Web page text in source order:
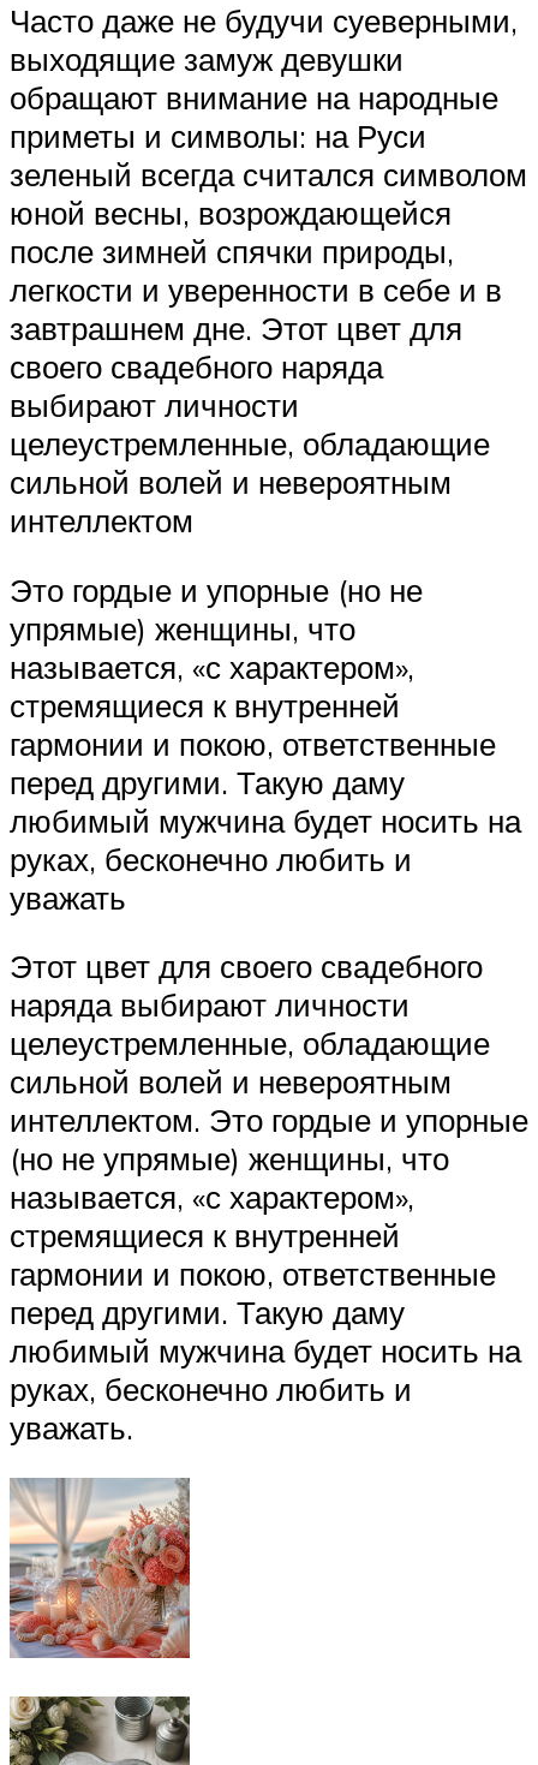
Часто даже не будучи суеверными,
выходящие замуж девушки
обращают внимание на народные
приметы и символы: на Руси
зеленый всегда считался символом
юной весны, возрождающейся
после зимней спячки природы,
легкости и уверенности в себе и в
завтрашнем дне. Этот цвет для
своего свадебного наряда
выбирают личности
целеустремленные, обладающие
сильной волей и невероятным
интеллектом
Это гордые и упорные (но не
упрямые) женщины, что
называется, «с характером»,
стремящиеся к внутренней
гармонии и покою, ответственные
перед другими. Такую даму
любимый мужчина будет носить на
руках, бесконечно любить и
уважать
Этот цвет для своего свадебного
наряда выбирают личности
целеустремленные, обладающие
сильной волей и невероятным
интеллектом. Это гордые и упорные
(но не упрямые) женщины, что
называется, «с характером»,
стремящиеся к внутренней
гармонии и покою, ответственные
перед другими. Такую даму
любимый мужчина будет носить на
руках, бесконечно любить и
уважать.